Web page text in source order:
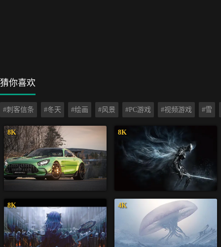
猜你喜欢
#刺客信条 #冬天 #绘画 #风景 #PC游戏 #视频游戏 #雪
8K 8K
8K 4K